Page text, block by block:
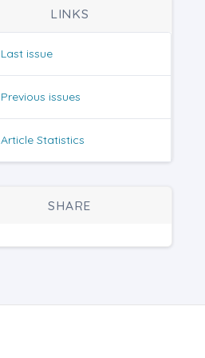
LINKS
Last issue
Previous issues
Article Statistics
SHARE